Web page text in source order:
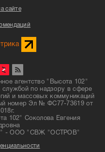
сайте
агентство "Высота 102"
службой по надзору в сфере
и массовых коммуникаций
номер Эл № ФС77-73619 от
102" Соколова Евгения
- ООО "СВЖ "ОСТРОВ"